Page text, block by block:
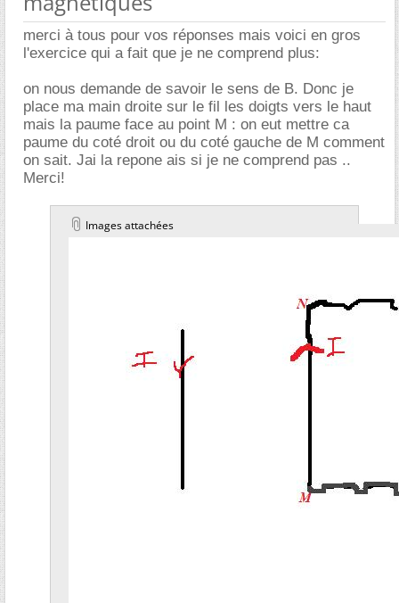
merci à tous pour vos réponses mais voici en gros
l'exercice qui a fait que je ne comprend plus:
on nous demande de savoir le sens de B. Donc je
place ma main droite sur le fil les doigts vers le haut
mais la paume face au point M : on eut mettre ca
paume du coté droit ou du coté gauche de M comment
on sait. Jai la repone ais si je ne comprend pas ..
Merci!
Images attachées